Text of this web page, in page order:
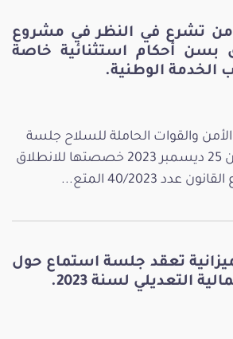
تشرع في النظر في مشروع
بسن أحكام استثنائية خاصة
الخدمة الوطنية.
والقوات الحاملة للسلاح جلسة
بعد ظهر اليوم الاثنين 25 ديسمبر 2023 خصصتها للانطلاق
40/2023 المتع...
تعقد جلسة استماع حول
التعديلي لسنة 2023.